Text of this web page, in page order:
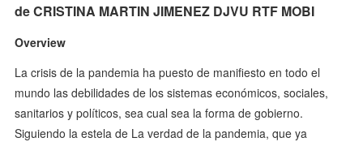
de CRISTINA MARTIN JIMENEZ DJVU RTF MOBI
Overview
La crisis de la pandemia ha puesto de manifiesto en todo el
mundo las debilidades de los sistemas económicos, sociales,
sanitarios y políticos, sea cual sea la forma de gobierno.
Siguiendo la estela de La verdad de la pandemia, que ya